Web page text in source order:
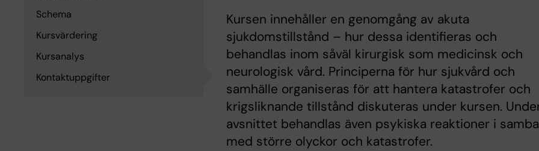
Schema
Kursvärdering
Kursanalys
Kontaktuppgifter
Kursen innehåller en genomgång av akuta
sjukdomstillstånd – hur dessa identifieras och
behandlas inom såväl kirurgisk som medicinsk och
neurologisk vård. Principerna för hur sjukvård och
samhälle organiseras för att hantera katastrofer och
krigsliknande tillstånd diskuteras under kursen.
avsnittet behandlas även psykiska reaktioner i
med större olyckor och katastrofer.